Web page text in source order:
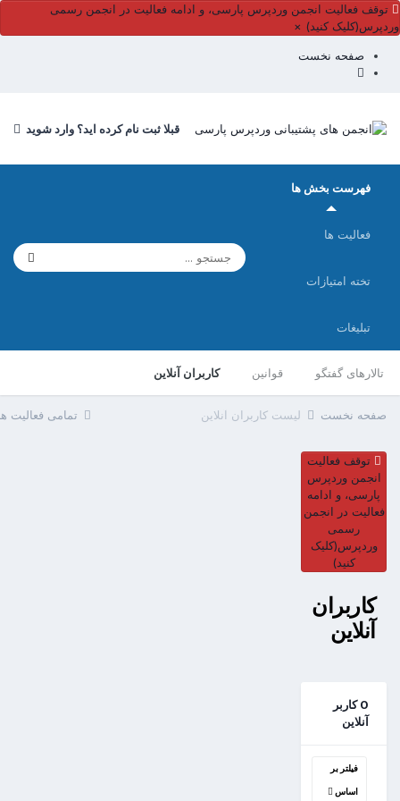
توقف فعالیت انجمن وردپرس پارسی، و ادامه فعالیت در انجمن رسمی
کنید) ×
صفحه نخست
قبلا ثبت نام کرده اید؟ وارد شوید
فهرست بخش ها
تالارهای گفتگو قوانین کاربران آنلاین
فعالیت ها
تخته امتیازات
تبلیغات
تمامی فعالیت ها صفحه نخست لیست کاربران آنلاین
توقف فعالیت
انجمن وردپرس
پارسی، و ادامه
فعالیت در انجمن
رسمی
وردپرس(کلیک
کنید)
کاربران
آنلاین
0 کاربر
آنلاین
فیلتر بر
اساس